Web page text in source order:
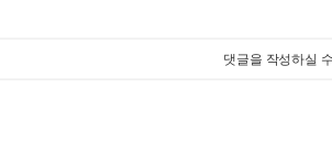
댓글을 작성하실